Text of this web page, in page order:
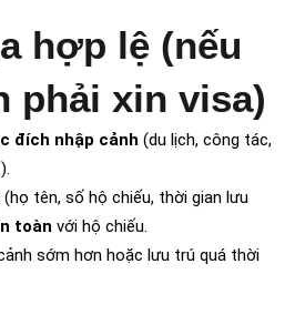
hợp lệ (nếu
phải xin visa)
đích nhập cảnh (du lịch, công tác,
tên, số hộ chiếu, thời gian lưu
toàn với hộ chiếu.
sớm hơn hoặc lưu trú quá thời